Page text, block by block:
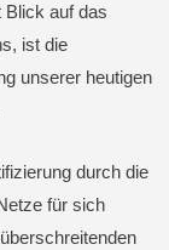
Blick auf das
ist die
unserer heutigen
durch die
für sich